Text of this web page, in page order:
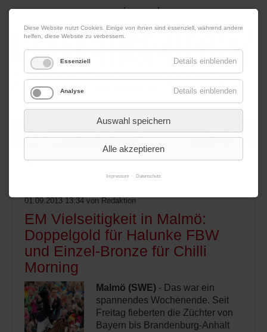
07. August 2026 Impressum|Kontakt|Datenschutz
Werbung
01.09.2013 13:34 von Redaktion
EM Vielseitigkeit in Malmö:
Doppelgold für Halunke FBW
und Einzel-Bronze für Chilli
Morning
Malmö (SWE) - Das war ein
spannendes Wochenende. Seit
Freitag fieberten die Züchter von
Bayern bis Brandenburg-Anhalt
Diese Website nutzt Cookies. Einige von ihnen sind essenziell, während andere
helfen, diese Website zu verbessern.
Essenziell Details einblenden
Analyse Details einblenden
Auswahl speichern
Alle akzeptieren
Impressum Datenschutz